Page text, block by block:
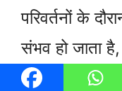
परिवर्तनों के
संभव हो जाता
रूप से